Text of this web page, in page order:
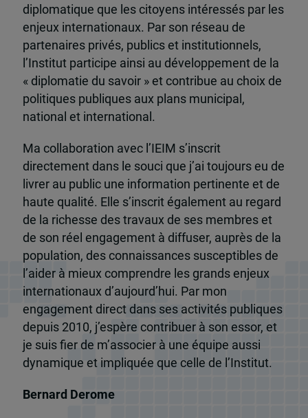
diplomatique que les citoyens intéressés par les
enjeux internationaux. Par son réseau de
partenaires privés, publics et institutionnels,
l’Institut participe ainsi au développement de la
« diplomatie du savoir » et contribue au choix de
politiques publiques aux plans municipal,
national et international.
Ma collaboration avec l’IEIM s’inscrit
directement dans le souci que j’ai toujours eu de
livrer au public une information pertinente et de
haute qualité. Elle s’inscrit également au regard
de la richesse des travaux de ses membres et
de son réel engagement à diffuser, auprès de la
population, des connaissances susceptibles de
l’aider à mieux comprendre les grands enjeux
internationaux d’aujourd’hui. Par mon
engagement direct dans ses activités publiques
depuis 2010, j’espère contribuer à son essor, et
je suis fier de m’associer à une équipe aussi
dynamique et impliquée que celle de l’Institut.
Bernard Derome